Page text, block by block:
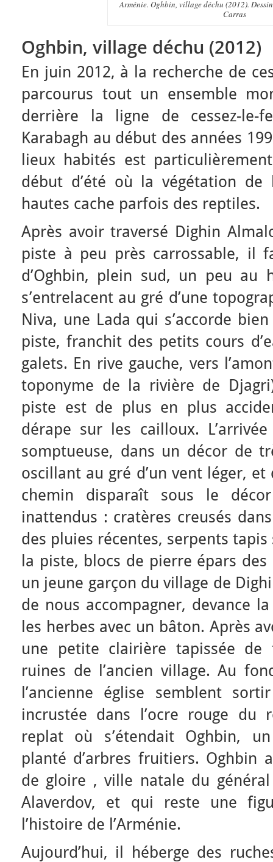
Arménie. Oghbin, village déchu (2012).
Carras
Oghbin, village déchu (2012)
En juin 2012, à la recherche de
parcourus tout un ensemble
derrière la ligne de cessez-
Karabagh au début des années
lieux habités est
début d’été où la végétation de
hautes cache parfois des reptiles.
Après avoir traversé Dighin
piste à peu près carrossable, il
d’Oghbin, plein sud, un peu au
s’entrelacent au gré d’une
Niva, une Lada qui s’accorde
piste, franchit des petits cours
galets. En rive gauche, vers
toponyme de la rivière de
piste est de plus en plus
dérape sur les cailloux.
somptueuse, dans un décor de
oscillant au gré d’un vent léger,
chemin disparaît sous le
inattendus : cratères creusés
des pluies récentes, serpents
la piste, blocs de pierre épars
un jeune garçon du village de
de nous accompagner, devance
les herbes avec un bâton. Après
une petite clairière tapissée de
ruines de l’ancien village. Au
l’ancienne église semblent
incrustée dans l’ocre rouge du
replat où s’étendait Oghbin,
planté d’arbres fruitiers. Oghbin
de gloire , ville natale du
Alaverdov, et qui reste une
l’histoire de l’Arménie.
Aujourd’hui, il héberge des